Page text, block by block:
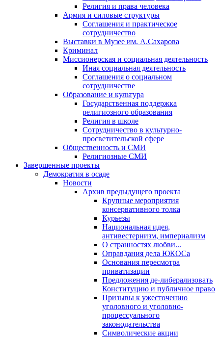
Религия и права человека
Армия и силовые структуры
Соглашения и практическое
сотрудничество
Выставки в Музее им. А.Сахарова
Криминал
Миссионерская и социальная деятельность
Иная социальная деятельность
Соглашения о социальном
сотрудничестве
Образование и культура
Государственная поддержка
религиозного образования
Религия в школе
Сотрудничество в культурно-
просветительской сфере
Общественность и СМИ
Религиозные СМИ
Завершенные проекты
Демократия в осаде
Новости
Архив предыдущего проекта
Крупные мероприятия
консервативного толка
Курьезы
Национальная идея,
антивестернизм, империализм
О странностях любви...
Оправдания дела ЮКОСа
Основания пересмотра
приватизации
Предложения де-либерализовать
Конституцию и публичное право
Призывы к ужесточению
уголовного и уголовно-
процессуального
законодательства
Символические акции